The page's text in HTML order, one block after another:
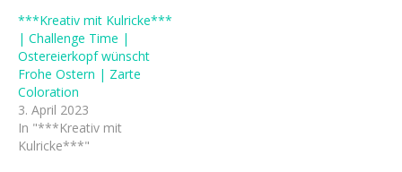
***Kreativ mit Kulricke***
| Challenge Time |
Ostereierkopf wünscht
Frohe Ostern | Zarte
Coloration
3. April 2023
In "***Kreativ mit
Kulricke***"